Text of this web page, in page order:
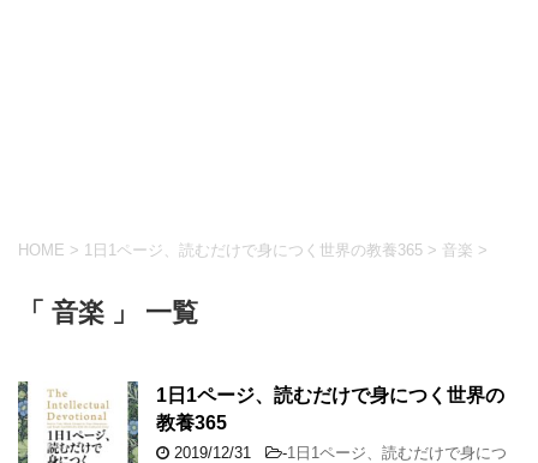
HOME > 1日1ページ、読むだけで身につく世界の教養365 > 音楽 >
「 音楽 」 一覧
1日1ページ、読むだけで身につく世界の
教養365
2019/12/31 -1日1ページ、読むだけで身につ